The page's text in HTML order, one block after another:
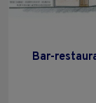
Bar-